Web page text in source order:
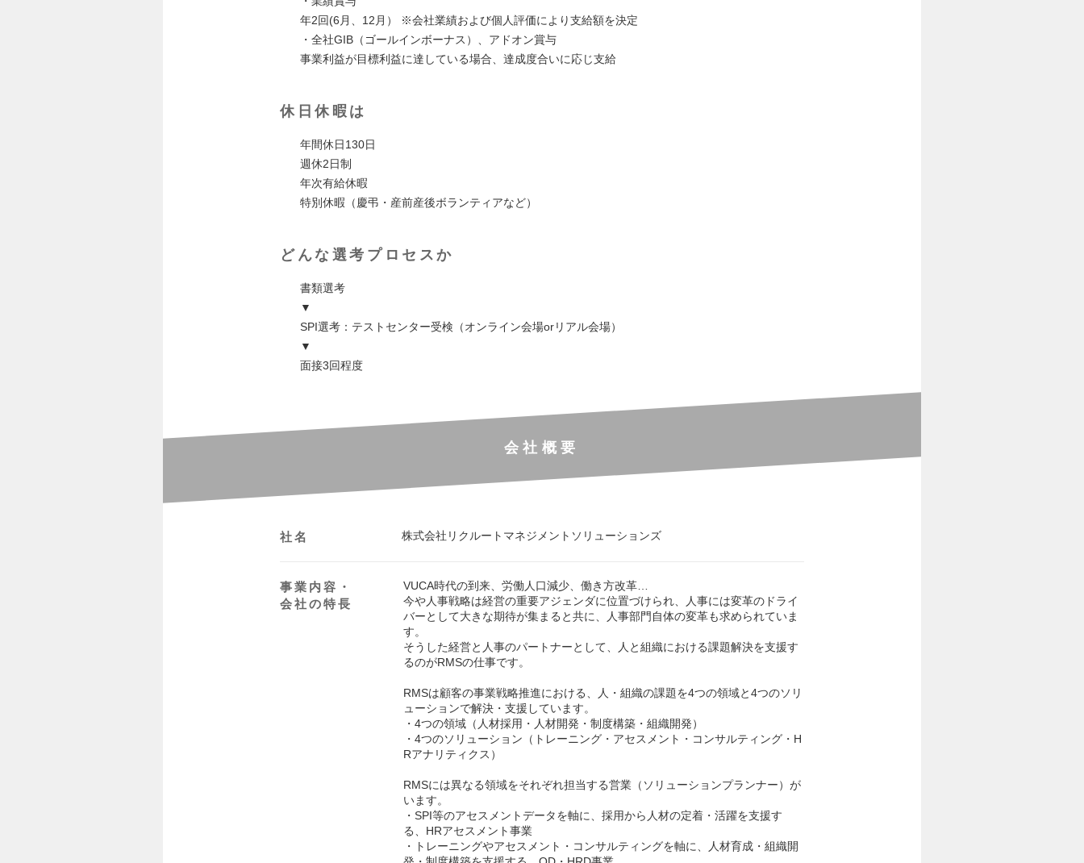
年2回(6月、12月） ※会社業績および個人評価により支給額を決定
・全社GIB（ゴールインボーナス）、アドオン賞与
事業利益が目標利益に達している場合、達成度合いに応じ支給
休日休暇は
年間休日130日
週休2日制
年次有給休暇
特別休暇（慶弔・産前産後ボランティアなど）
どんな選考プロセスか
書類選考
▼
SPI選考：テストセンター受検（オンライン会場orリアル会場）
▼
面接3回程度
会社概要
社名 株式会社リクルートマネジメントソリューションズ
事業内容・
会社の特長
VUCA時代の到来、労働人口減少、働き方改革…
今や人事戦略は経営の重要アジェンダに位置づけられ、人事には変革のドライ
バーとして大きな期待が集まると共に、人事部門自体の変革も求められていま
す。
そうした経営と人事のパートナーとして、人と組織における課題解決を支援す
るのがRMSの仕事です。
RMSは顧客の事業戦略推進における、人・組織の課題を4つの領域と4つのソリ
ューションで解決・支援しています。
・4つの領域（人材採用・人材開発・制度構築・組織開発）
・4つのソリューション（トレーニング・アセスメント・コンサルティング・H
Rアナリティクス）
RMSには異なる領域をそれぞれ担当する営業（ソリューションプランナー）が
います。
・SPI等のアセスメントデータを軸に、採用から人材の定着・活躍を支援す
る、HRアセスメント事業
・トレーニングやアセスメント・コンサルティングを軸に、人材育成・組織開